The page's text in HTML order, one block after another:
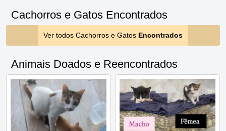
Cachorros e Gatos Encontrados
Ver todos Cachorros e Gatos Encontrados
Animais Doados e Reencontrados